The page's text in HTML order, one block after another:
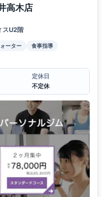
高木店
スU2階
ーター
食事指導
定休日
不定休